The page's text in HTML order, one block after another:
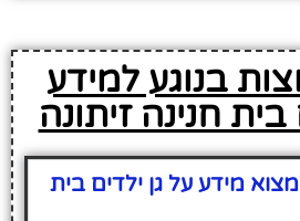
בנוגע למידע
חנינה זיתונה
מידע על גן ילדים בית